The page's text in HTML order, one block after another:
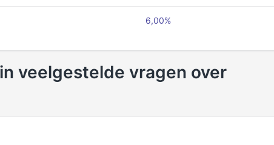
6,00%
veelgestelde vragen over